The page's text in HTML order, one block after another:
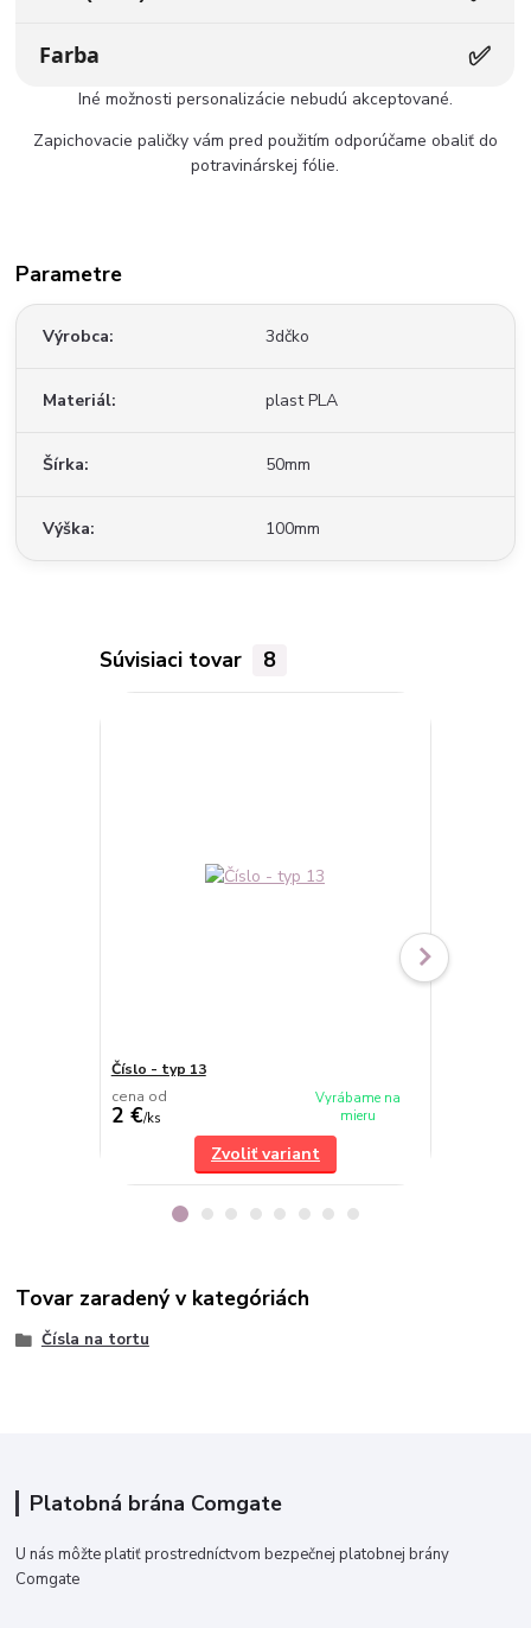
Farba ✅
Iné možnosti personalizácie nebudú akceptované.
Zapichovacie paličky vám pred použitím odporúčame obaliť do
potravinárskej fólie.
Parametre
Výrobca 3dčko
Materiál plast PLA
Šírka 50mm
Výška 100mm
Súvisiaci tovar 8
Číslo - typ 13
cena od
2 €/ks
Vyrábame na
mieru
Zvoliť variant
Tovar zaradený v kategóriách
Čísla na tortu
Platobná brána Comgate
U nás môžte platiť prostredníctvom bezpečnej platobnej brány
Comgate